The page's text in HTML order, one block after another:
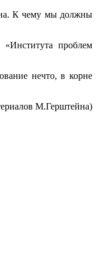
К чему мы должны
проблем
нечто, в корне
М.Герштейна)